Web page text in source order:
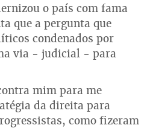
o país com fama
que a pergunta que
condenados por
via - judicial - para
mim para me
da direita para
como fizeram